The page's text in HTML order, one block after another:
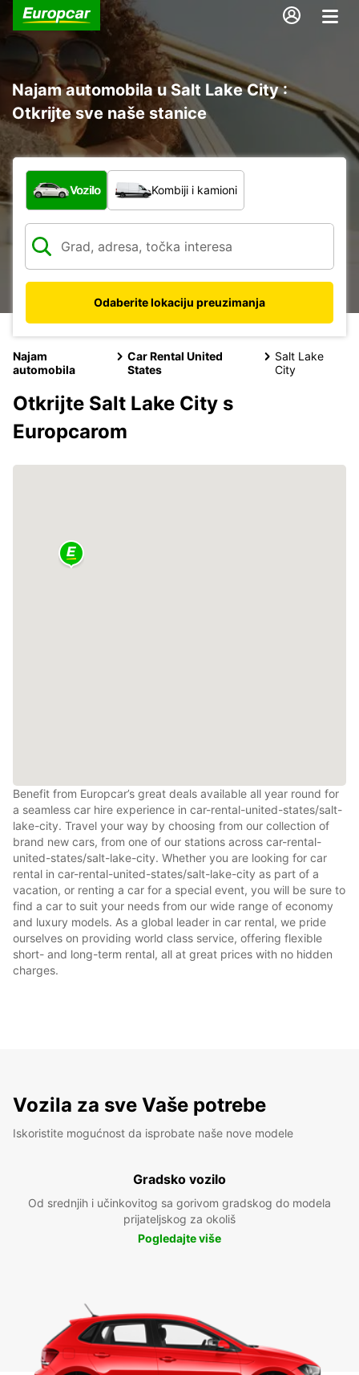
Najam automobila u Salt Lake City :
Otkrijte sve naše stanice
Koja vrsta vozila?
Vozilo Kombiji i kamioni
Odaberite lokaciju preuzimanja
Najam
automobila
Car Rental United
States
Salt Lake
City
Otkrijte Salt Lake City s
Europcarom
Benefit from Europcar’s great deals available all year round for
a seamless car hire experience in car-rental-united-states/salt-
lake-city. Travel your way by choosing from our collection of
brand new cars, from one of our stations across car-rental-
united-states/salt-lake-city. Whether you are looking for car
rental in car-rental-united-states/salt-lake-city as part of a
vacation, or renting a car for a special event, you will be sure to
find a car to suit your needs from our wide range of economy
and luxury models. As a global leader in car rental, we pride
ourselves on providing world class service, offering flexible
short- and long-term rental, all at great prices with no hidden
charges.
Vozila za sve Vaše potrebe
Iskoristite mogućnost da isprobate naše nove modele
Gradsko vozilo
Od srednjih i učinkovitog sa gorivom gradskog do modela
prijateljskog za okoliš
Pogledajte više